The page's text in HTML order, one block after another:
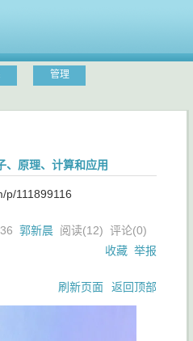
管理
、原理、计算和应用
p/111899116
郭新晨 阅读(12) 评论(0)
收藏 举报
刷新页面 返回顶部